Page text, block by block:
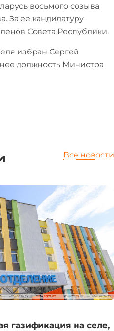
восьмого созыва
За ее кандидатуру
Совета Республики.
избран Сергей
должность Министра
Все новости
газификация на селе,